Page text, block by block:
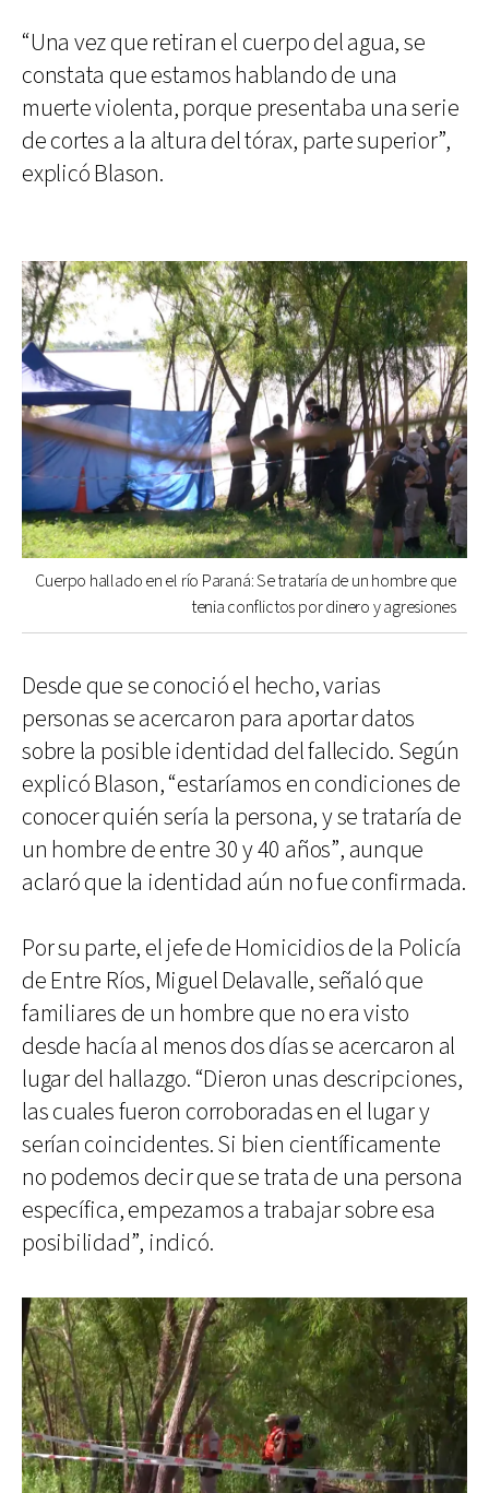
“Una vez que retiran el cuerpo del agua, se
constata que estamos hablando de una
muerte violenta, porque presentaba una serie
de cortes a la altura del tórax, parte superior”,
explicó Blason.
Cuerpo hallado en el río Paraná: Se trataría de un hombre que
tenia conflictos por dinero y agresiones
Desde que se conoció el hecho, varias
personas se acercaron para aportar datos
sobre la posible identidad del fallecido. Según
explicó Blason, “estaríamos en condiciones de
conocer quién sería la persona, y se trataría de
un hombre de entre 30 y 40 años”, aunque
aclaró que la identidad aún no fue confirmada.
Por su parte, el jefe de Homicidios de la Policía
de Entre Ríos, Miguel Delavalle, señaló que
familiares de un hombre que no era visto
desde hacía al menos dos días se acercaron al
lugar del hallazgo. “Dieron unas descripciones,
las cuales fueron corroboradas en el lugar y
serían coincidentes. Si bien científicamente
no podemos decir que se trata de una persona
específica, empezamos a trabajar sobre esa
posibilidad”, indicó.